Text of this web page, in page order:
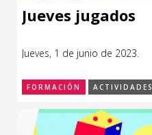
Jueves jugados
Jueves, 1 de junio de 2023.
FORMACIÓN ACTIVIDADES